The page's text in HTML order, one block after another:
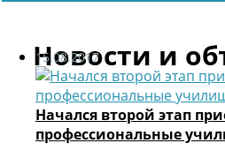
Новости и
15.08.2017
Начался второй этап
профессиональные